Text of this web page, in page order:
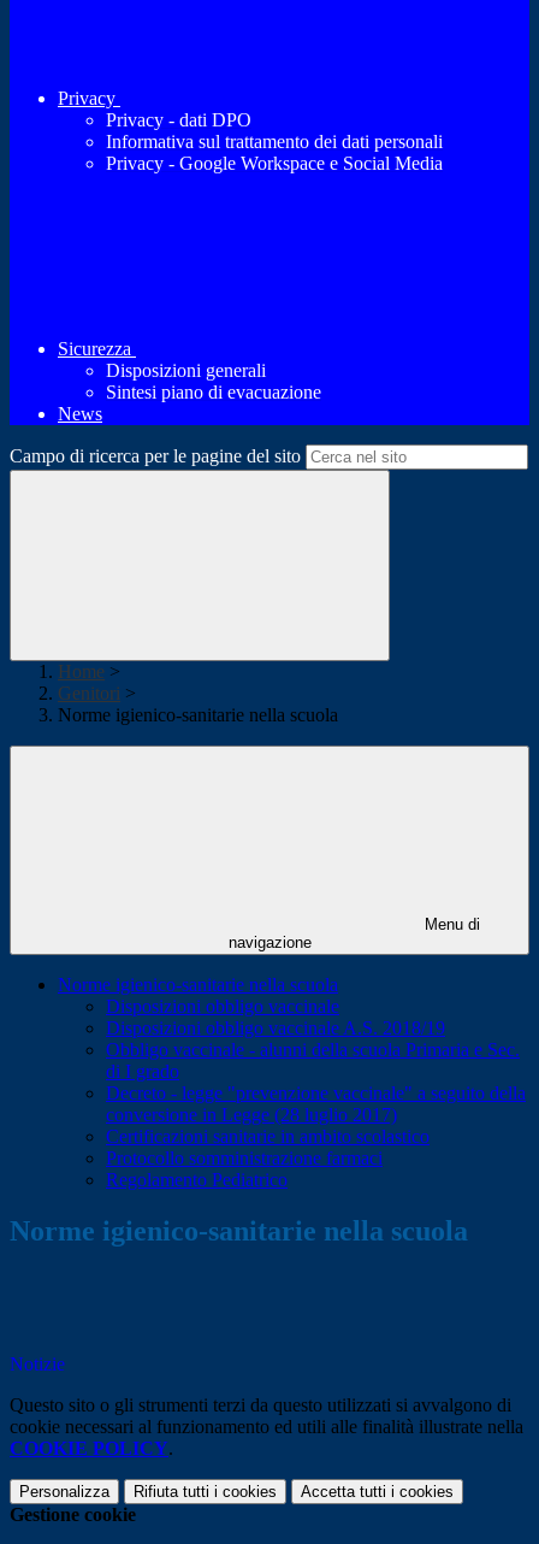
Privacy
Privacy - dati DPO
Informativa sul trattamento dei dati personali
Privacy - Google Workspace e Social Media
Sicurezza
Disposizioni generali
Sintesi piano di evacuazione
News
Campo di ricerca per le pagine del sito
Home >
Genitori >
Norme igienico-sanitarie nella scuola
Menu di
navigazione
Norme igienico-sanitarie nella scuola
Disposizioni obbligo vaccinale
Disposizioni obbligo vaccinale A.S. 2018/19
Obbligo vaccinale - alunni della scuola Primaria e Sec.
di I grado
Decreto - legge "prevenzione vaccinale" a seguito della
conversione in Legge (28 luglio 2017)
Certificazioni sanitarie in ambito scolastico
Protocollo somministrazione farmaci
Regolamento Pediatrico
Norme igienico-sanitarie nella scuola
Notizie
Questo sito o gli strumenti terzi da questo utilizzati si avvalgono di
cookie necessari al funzionamento ed utili alle finalità illustrate nella
COOKIE POLICY.
Personalizza Rifiuta tutti i cookies Accetta tutti i cookies
Gestione cookie